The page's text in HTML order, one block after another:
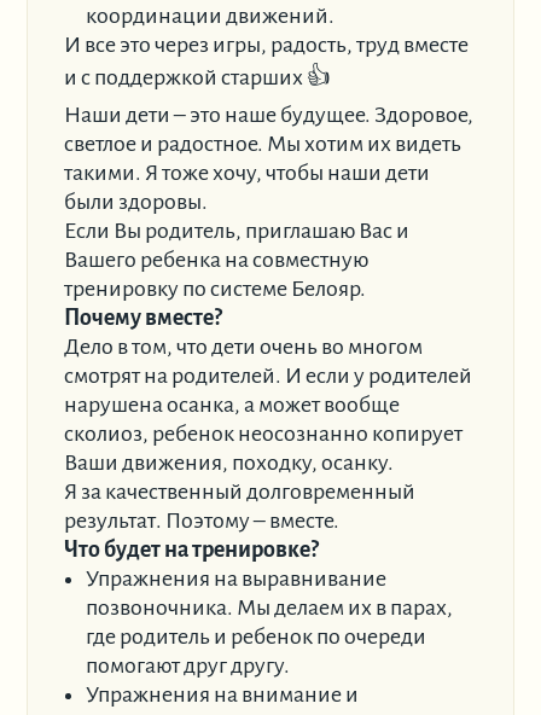
координации движений.
И все это через игры, радость, труд вместе
и с поддержкой старших 👍
Наши дети – это наше будущее. Здоровое,
светлое и радостное. Мы хотим их видеть
такими. Я тоже хочу, чтобы наши дети
были здоровы.
Если Вы родитель, приглашаю Вас и
Вашего ребенка на совместную
тренировку по системе Белояр.
Почему вместе?
Дело в том, что дети очень во многом
смотрят на родителей. И если у родителей
нарушена осанка, а может вообще
сколиоз, ребенок неосознанно копирует
Ваши движения, походку, осанку.
Я за качественный долговременный
результат. Поэтому – вместе.
Что будет на тренировке?
Упражнения на выравнивание
позвоночника. Мы делаем их в парах,
где родитель и ребенок по очереди
помогают друг другу.
Упражнения на внимание и